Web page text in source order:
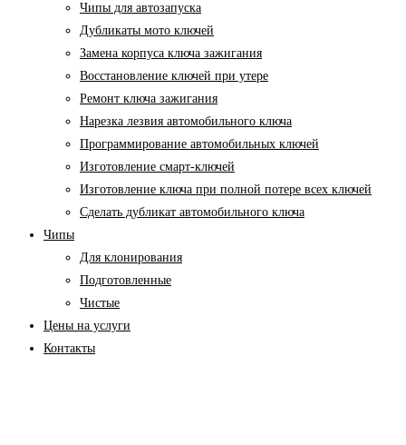
Чипы для автозапуска
Дубликаты мото ключей
Замена корпуса ключа зажигания
Восстановление ключей при утере
Ремонт ключа зажигания
Нарезка лезвия автомобильного ключа
Программирование автомобильных ключей
Изготовление смарт-ключей
Изготовление ключа при полной потере всех ключей
Cделать дубликат автомобильного ключа
Чипы
Для клонирования
Подготовленные
Чистые
Цены на услуги
Контакты